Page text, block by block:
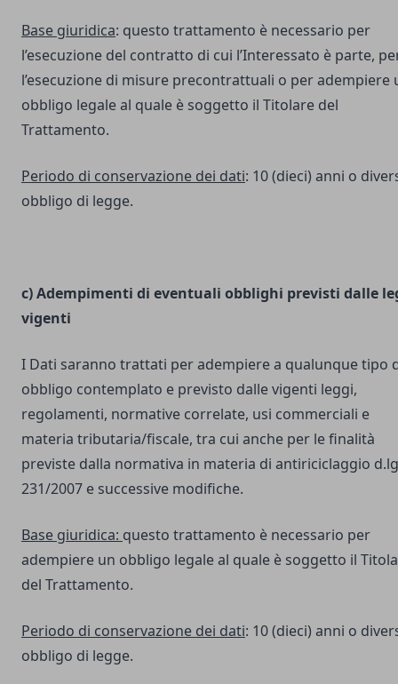
Base giuridica: questo trattamento è necessario per
l’esecuzione del contratto di cui l’Interessato è parte,
l’esecuzione di misure precontrattuali o per adempiere
obbligo legale al quale è soggetto il Titolare del
Trattamento.
Periodo di conservazione dei dati: 10 (dieci) anni o
obbligo di legge.
c) Adempimenti di eventuali obblighi previsti dalle
vigenti
I Dati saranno trattati per adempiere a qualunque tipo
obbligo contemplato e previsto dalle vigenti leggi,
regolamenti, normative correlate, usi commerciali e
materia tributaria/fiscale, tra cui anche per le finalità
previste dalla normativa in materia di antiriciclaggio
231/2007 e successive modifiche.
Base giuridica: questo trattamento è necessario per
adempiere un obbligo legale al quale è soggetto il
del Trattamento.
Periodo di conservazione dei dati: 10 (dieci) anni o
obbligo di legge.